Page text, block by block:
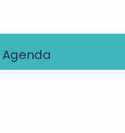
Agenda
jurídica